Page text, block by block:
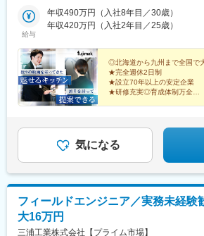
近鉄日本橋駅、玉川駅(大阪府)、山田駅(
駅、大江橋駅、四ツ橋駅、西田辺駅、大
急線)、烏丸駅、新田駅(京都府)、京田辺
センター入口駅、七軒茶屋駅、岡山駅前
県)、本町一丁目駅、薬院駅、南福岡駅、
駅、甘木駅(甘木鉄道線)、御茶ノ水駅、
里駅、沼部駅、御徒町駅、馬喰町駅、東
駅、駅前大通駅、西一宮駅、第一通り駅
橋駅(大阪府)、西九条駅、淀屋橋駅、心
駅、河内永和駅、大小路駅、久津川駅、
町駅(広島県)、西川緑道公園駅、片原町
辺通駅、西鉄二日市駅、西小倉駅、萩原
県／茨城県■中部静岡県（静岡市・三島
古屋市・岡崎市）／山梨県／富山県／石
市）／京都府／兵庫県（神戸市・姫路市
国・四国広島県（広島市、福山市）／島
香川県／徳島県／愛媛県／高知県■九州
九州市）／佐賀県／長崎県／熊本県／大
／沖縄県※転勤は必ず相談の上、決定い
場完備）※受動喫煙対策：オフィス内禁煙
駅、甲府駅、上尾駅、葭川公園駅、大神
駅、落合駅(東京都)、京王八王子駅、青
県)、南富山駅、上諸江駅、新福井駅、岐
駅、越後石山駅、豊津駅(大阪府)、萩原
岬駅、亀山駅(兵庫県)、田井ノ瀬駅、下
駅、備前西市駅、周防下郷駅、香西駅、
駅、大橋駅(福岡県)、競馬場前駅(福岡県
駅、西松本駅、田原町駅(東京都)、新井
坂駅、竹田駅(京都府)、竹下駅、守恒駅
給与
年収490万円（入社8年目／30歳）
年収420万円（入社2年目／25歳）
◎北海道から九州まで全国で
★完全週休2日制
★設立70年以上の安定企業
★研修充実◎育成体制万全
スタンダード上場企業で築く
気になる
フィールドエンジニア／実務未経験
大16万円
三浦工業株式会社【プライム市場】